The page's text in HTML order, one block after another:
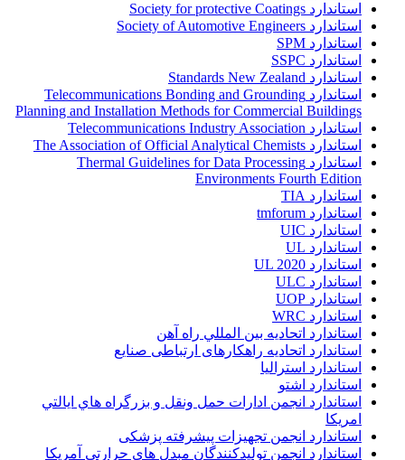
استاندارد Society for protective Coatings
استاندارد Society of Automotive Engineers
استاندارد SPM
استاندارد SSPC
استاندارد Standards New Zealand
استاندارد Telecommunications Bonding and Grounding
Planning and Installation Methods for Commercial Buildings
استاندارد Telecommunications Industry Association
استاندارد The Association of Official Analytical Chemists
استاندارد Thermal Guidelines for Data Processing
Environments Fourth Edition
استاندارد TIA
استاندارد tmforum
استاندارد UIC
استاندارد UL
استاندارد UL 2020
استاندارد ULC
استاندارد UOP
استاندارد WRC
استاندارد اتحاديه بين المللي راه آهن
استاندارد اتحادیه راهکارهای ارتباطی صنایع
استاندارد استرالیا
استاندارد اشتو
استاندارد انجمن ادارات حمل ونقل و بزرگراه هاي ايالتي
امريکا
استاندارد انجمن تجهیزات پیشرفته پزشکی
استاندارد انجمن توليدکنندگان مبدل هاي حرارتي آمريکا